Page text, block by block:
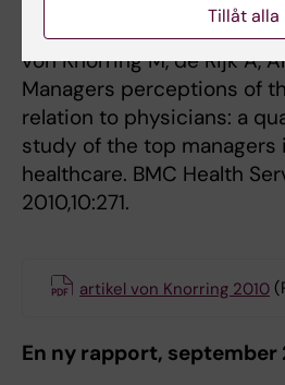
Ytterligare en publikation
von Knorring M, de Rijk A,
Managers perceptions of
relation to physicians: a
study of the top managers
healthcare. BMC Health
2010,10:271.
artikel von Knorring 2010
En ny rapport, september
Tillåt alla